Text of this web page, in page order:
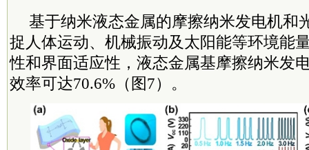
基于纳米液态金属的摩擦纳米发电机和
捉人体运动、机械振动及太阳能等环境能
性和界面适应性，液态金属基摩擦纳米发
效率可达70.6%（图7）。